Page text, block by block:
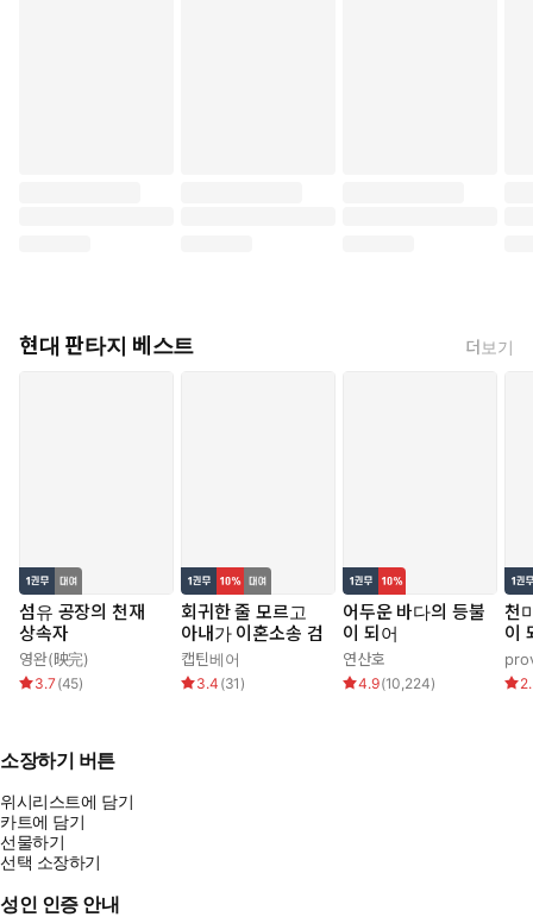
현대 판타지 베스트 더보기
섬유 공장의 천재
상속자
영완(映完)
3.7 (45)
회귀한 줄 모르고
아내가 이혼소송 검
캡틴베어
3.4 (31 )
어두운 바다의 등불
이 되어
연산호
4.9(10,224)
천
이
소장하기 버튼
위시리스트에 담기
카트에 담기
선물하기
선택 소장하기
성인 인증 안내